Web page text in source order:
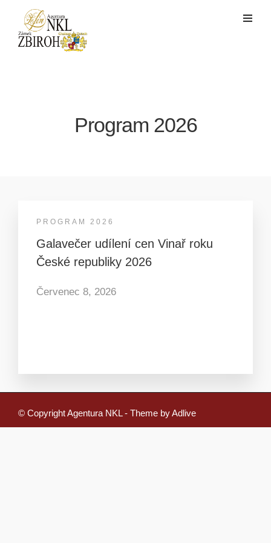
Program 2026
PROGRAM 2026
Galavečer udílení cen Vinař roku
České republiky 2026
Červenec 8, 2026
© Copyright Agentura NKL - Theme by Adlive